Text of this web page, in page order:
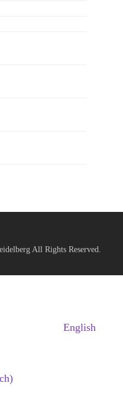
All Rights Reserved.
English
)